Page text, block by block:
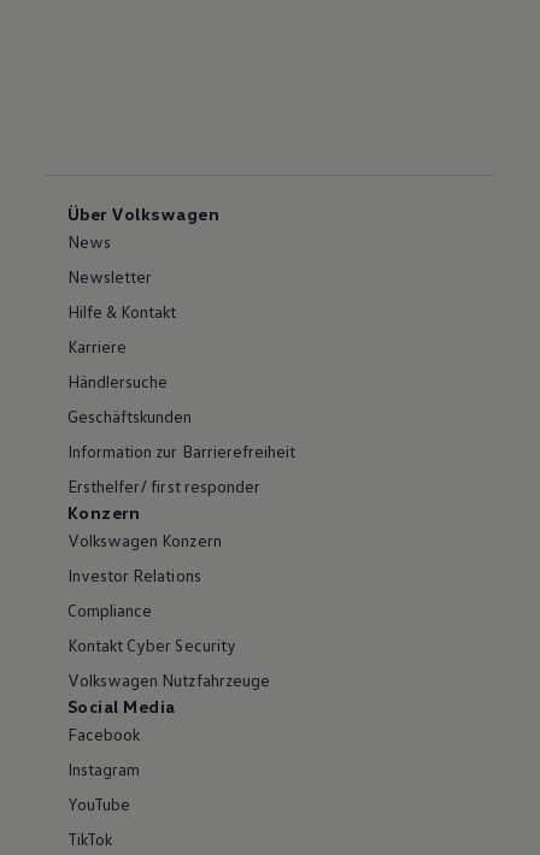
Über Volkswagen
News
Newsletter
Hilfe & Kontakt
Karriere
Händlersuche
Geschäftskunden
Information zur Barrierefreiheit
Ersthelfer/ first responder
Konzern
Volkswagen Konzern
Investor Relations
Compliance
Kontakt Cyber Security
Volkswagen Nutzfahrzeuge
Social Media
Facebook
Instagram
YouTube
TikTok